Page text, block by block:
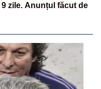
zile. Anunțul făcut de